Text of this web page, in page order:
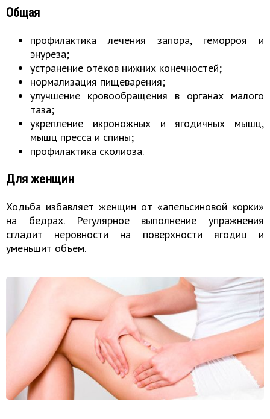
Общая
профилактика лечения запора, геморроя и
энуреза;
устранение отёков нижних конечностей;
нормализация пищеварения;
улучшение кровообращения в органах малого
таза;
укрепление икроножных и ягодичных мышц,
мышц пресса и спины;
профилактика сколиоза.
Для женщин
Ходьба избавляет женщин от «апельсиновой корки»
на бедрах. Регулярное выполнение упражнения
сгладит неровности на поверхности ягодиц и
уменьшит объем.